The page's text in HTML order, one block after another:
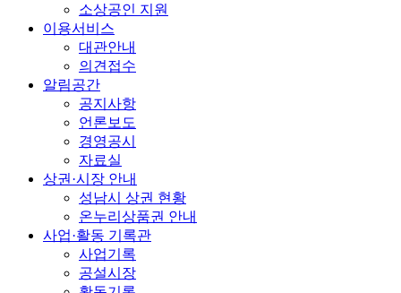
소상공인 지원
이용서비스
대관안내
의견접수
알림공간
공지사항
언론보도
경영공시
자료실
상권·시장 안내
성남시 상권 현황
온누리상품권 안내
사업·활동 기록관
사업기록
공설시장